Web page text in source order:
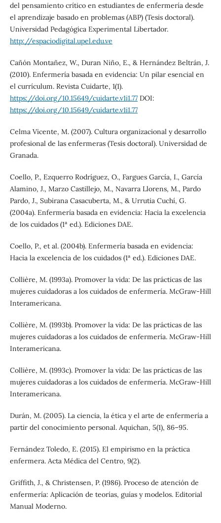
del pensamiento crítico en estudiantes de enfermería desde
el aprendizaje basado en problemas (ABP) (Tesis doctoral).
Universidad Pedagógica Experimental Libertador.
http://espaciodigital.upel.edu.ve
Cañón Montañez, W., Duran Niño, E., & Hernández Beltrán, J.
(2010). Enfermería basada en evidencia: Un pilar esencial en
el currículum. Revista Cuidarte, 1(1).
https://doi.org/10.15649/cuidarte.v1i1.77DOI:
https://doi.org/10.15649/cuidarte.v1i1.77
Celma Vicente, M. (2007). Cultura organizacional y desarrollo
profesional de las enfermeras (Tesis doctoral). Universidad de
Granada.
Coello, P., Ezquerro Rodríguez, O., Fargues García, I., García
Alamino, J., Marzo Castillejo, M., Navarra Llorens, M., Pardo
Pardo, J., Subirana Casacuberta, M., & Urrutia Cuchí, G.
(2004a). Enfermería basada en evidencia: Hacia la excelencia
de los cuidados (1ª ed.). Ediciones DAE.
Coello, P., et al. (2004b). Enfermería basada en evidencia:
Hacia la excelencia de los cuidados (1ª ed.). Ediciones DAE.
Collière, M. (1993a). Promover la vida: De las prácticas de las
mujeres cuidadoras a los cuidados de enfermería. McGraw-Hill
Interamericana.
Collière, M. (1993b). Promover la vida: De las prácticas de las
mujeres cuidadoras a los cuidados de enfermería. McGraw-Hill
Interamericana.
Collière, M. (1993c). Promover la vida: De las prácticas de las
mujeres cuidadoras a los cuidados de enfermería. McGraw-Hill
Interamericana.
Durán, M. (2005). La ciencia, la ética y el arte de enfermería a
partir del conocimiento personal. Aquichan, 5(1), 86–95.
Fernández Toledo, E. (2015). El empirismo en la práctica
enfermera. Acta Médica del Centro, 9(2).
Griffith, J., & Christensen, P. (1986). Proceso de atención de
enfermería: Aplicación de teorías, guías y modelos. Editorial
Manual Moderno.